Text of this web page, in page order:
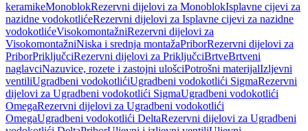
keramikeMonoblokRezervni dijelovi za MonoblokIsplavne cijevi za
nazidne vodokotlićeRezervni dijelovi za Isplavne cijevi za nazidne
vodokotlićeVisokomontažniRezervni dijelovi za
VisokomontažniNiska i srednja montažaPriborRezervni dijelovi za
PriborPriključciRezervni dijelovi za PriključciBrtveBrtveni
naglavciNazuvice, rozete i zastojni ulošciPotrošni materijalIzljevni
ventiliUgradbeni vodokotlićiUgradbeni vodokotlići SigmaRezervni
dijelovi za Ugradbeni vodokotlići SigmaUgradbeni vodokotlići
OmegaRezervni dijelovi za Ugradbeni vodokotlići
OmegaUgradbeni vodokotlići DeltaRezervni dijelovi za Ugradbeni